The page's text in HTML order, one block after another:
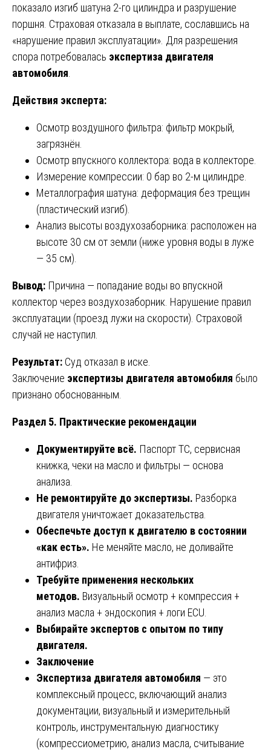
показало изгиб шатуна 2-го цилиндра и разрушение
поршня. Страховая отказала в выплате, сославшись на
«нарушение правил эксплуатации». Для разрешения
спора потребовалась экспертиза двигателя
автомобиля
Действия эксперта:
Осмотр воздушного фильтра: фильтр мокрый,
загрязнён.
Осмотр впускного коллектора: вода в коллекторе.
Измерение компрессии: 0 бар во 2-м цилиндре.
Металлография шатуна: деформация без трещин
(пластический изгиб).
Анализ высоты воздухозаборника: расположен на
высоте 30 см от земли (ниже уровня воды в луже
— 35 см).
Вывод: Причина — попадание воды во впускной
коллектор через воздухозаборник. Нарушение правил
эксплуатации (проезд лужи на скорости). Страховой
случай не наступил.
Результат: Суд отказал в иске.
Заключение экспертизы двигателя автомобиля было
признано обоснованным.
Раздел 5. Практические рекомендации
Документируйте всё. Паспорт ТС, сервисная
книжка, чеки на масло и фильтры — основа
анализа.
Не ремонтируйте до экспертизы. Разборка
двигателя уничтожает доказательства.
Обеспечьте доступ к двигателю в состоянии
«как есть». Не меняйте масло, не доливайте
антифриз.
Требуйте применения нескольких
методов. Визуальный осмотр + компрессия +
анализ масла + эндоскопия + логи ECU.
Выбирайте экспертов с опытом по типу
двигателя.
Заключение
Экспертиза двигателя автомобиля — это
комплексный процесс, включающий анализ
документации, визуальный и измерительный
контроль, инструментальную диагностику
(компрессиометрию, анализ масла, считывание